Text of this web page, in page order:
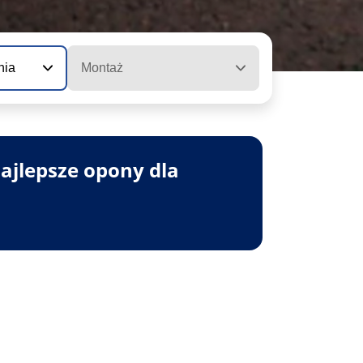
Montaż
opony dla